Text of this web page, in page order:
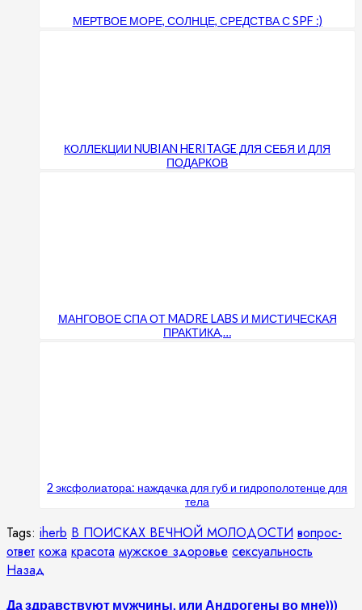
МЕРТВОЕ МОРЕ, СОЛНЦЕ, СРЕДСТВА С SPF :)
КОЛЛЕКЦИИ NUBIAN HERITAGE ДЛЯ СЕБЯ И ДЛЯ
ПОДАРКОВ
МАНГОВОЕ СПА ОТ MADRE LABS И МИСТИЧЕСКАЯ
ПРАКТИКА,…
2 эксфолиатора: наждачка для губ и гидрополотенце для
тела
Tags: iherb В ПОИСКАХ ВЕЧНОЙ МОЛОДОСТИ вопрос-
ответ кожа красота мужское здоровье сексуальность
Продолжить
чтение
Назад
Да здравствуют мужчины, или Андрогены во мне)))